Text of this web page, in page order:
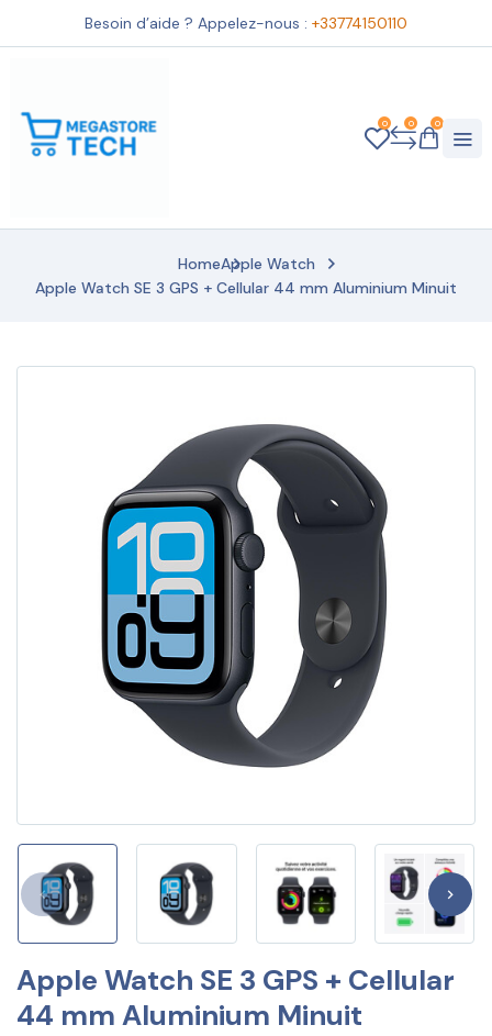
Besoin d’aide ? Appelez-nous : +33774150110
0 0 0
HomeApple Watch
Apple Watch SE 3 GPS + Cellular 44 mm Aluminium Minuit
Apple Watch SE 3 GPS + Cellular
44 mm Aluminium Minuit